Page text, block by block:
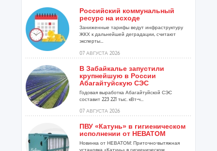
Российский коммунальный
ресурс на исходе
Заниженные тарифы ведут инфраструктуру
ЖКХ к дальнейшей деградации, считают
эксперты...
07 АВГУСТА 2026
В Забайкалье запустили
крупнейшую в России
Абагайтуйскую СЭС
Годовая выработка Абагайтуйской СЭС
составит 223 221 тыс. кВт-ч...
07 АВГУСТА 2026
ПВУ «Катунь» в гигиеническом
исполнении от НЕВАТОМ
Новинка от НЕВАТОМ: Приточно-вытяжная
установка «Катунь» в гигиеническом